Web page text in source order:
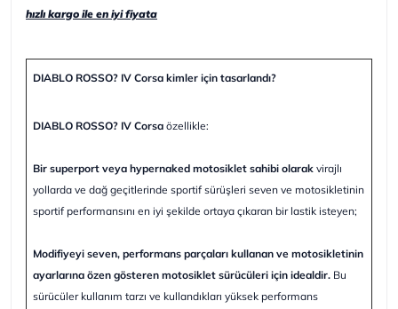
hızlı kargo ile en iyi fiyata
DIABLO ROSSO? IV Corsa kimler için tasarlandı?
DIABLO ROSSO? IV Corsa özellikle:
Bir superport veya hypernaked motosiklet sahibi olarak virajlı
yollarda ve dağ geçitlerinde sportif sürüşleri seven ve motosikletinin
sportif performansını en iyi şekilde ortaya çıkaran bir lastik isteyen;
Modifiyeyi seven, performans parçaları kullanan ve motosikletinin
ayarlarına özen gösteren motosiklet sürücüleri için idealdir. Bu
sürücüler kullanım tarzı ve kullandıkları yüksek performans